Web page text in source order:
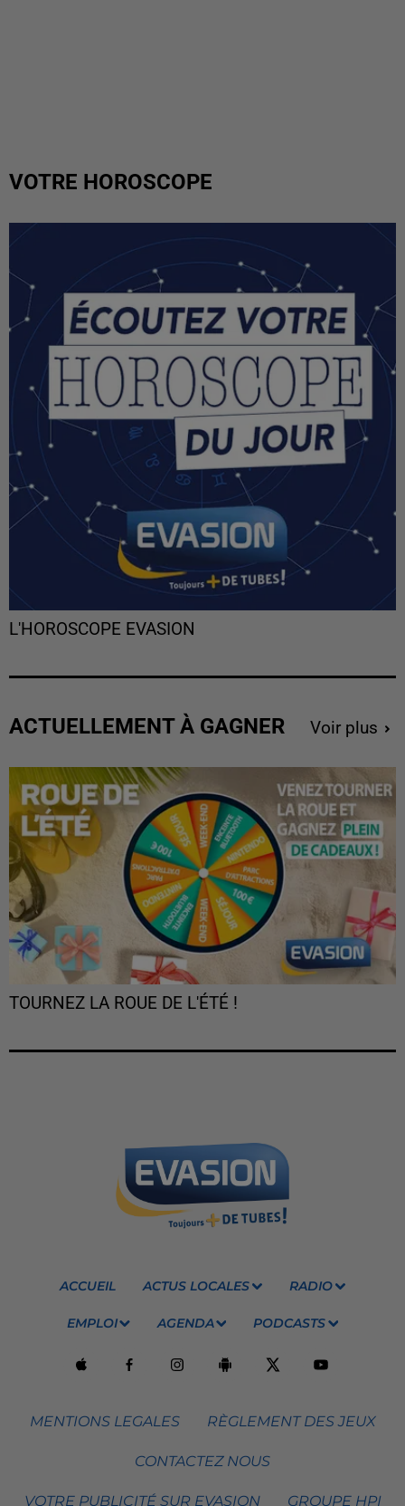
VOTRE HOROSCOPE
L'HOROSCOPE EVASION
ACTUELLEMENT À GAGNER Voir plus
TOURNEZ LA ROUE DE L'ÉTÉ !
ACCUEIL ACTUS LOCALES RADIO
EMPLOI AGENDA PODCASTS
MENTIONS LEGALES RÈGLEMENT DES JEUX
CONTACTEZ NOUS
VOTRE PUBLICITÉ SUR EVASION GROUPE HPI